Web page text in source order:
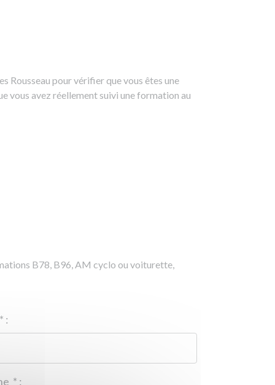
Rousseau pour vérifier que vous êtes une
vous avez réellement suivi une formation au
B78, B96, AM cyclo ou voiturette,
* :
* :